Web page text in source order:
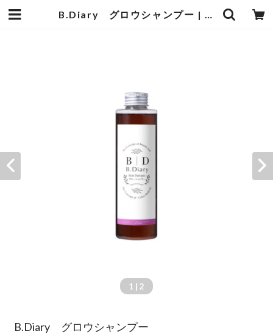
B.Diary グロウシャンプー | GO BEAUTY
1 | 2
B.Diary グロウシャンプー